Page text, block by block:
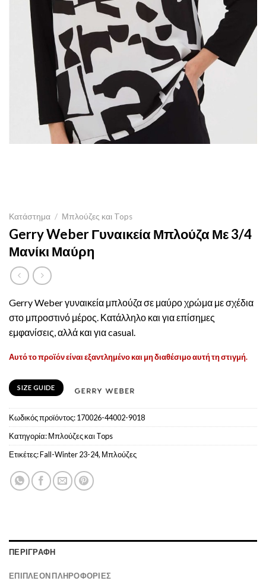
Κατάστημα / Μπλούζες και Tops
Gerry Weber Γυναικεία Μπλούζα Με 3/4
Μανίκι Μαύρη
Gerry Weber γυναικεία μπλούζα σε μαύρο χρώμα με σχέδια
στο μπροστινό μέρος. Κατάλληλο και για επίσημες
εμφανίσεις, αλλά και για casual.
Αυτό το προϊόν είναι εξαντλημένο και μη διαθέσιμο αυτή τη στιγμή.
SIZE GUIDE
Κωδικός προϊόντος:170026-44002-9018
Κατηγορία:Μπλούζες και Tops
Ετικέτες:Fall-Winter 23-24, Μπλούζες
ΠΕΡΙΓΡΑΦΉ
ΕΠΙΠΛΈΟΝ ΠΛΗΡΟΦΟΡΊΕΣ